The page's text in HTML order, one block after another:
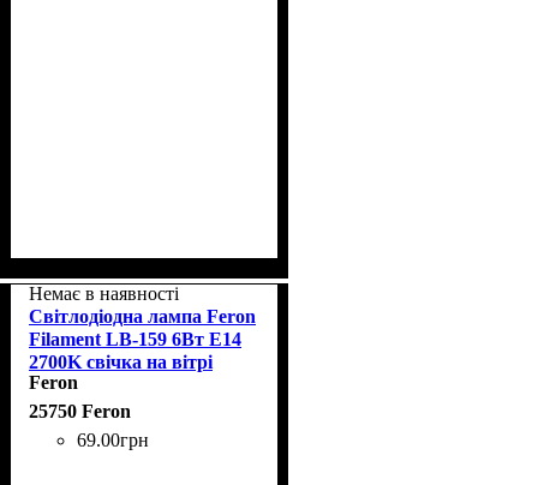
Немає в наявності
Світлодіодна лампа Feron
Filament LB-159 6Вт E14
2700K свічка на вітрі
Feron
25750 Feron
69.00грн